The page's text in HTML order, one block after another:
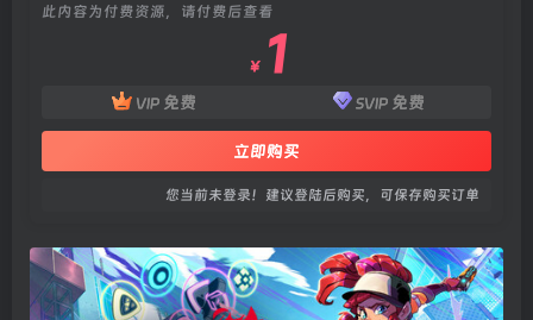
此内容为付费资源，请付费后查看
￥ 1
VIP 免费 SVIP 免费
立即购买
您当前未登录！建议登陆后购买，可保存购买订单